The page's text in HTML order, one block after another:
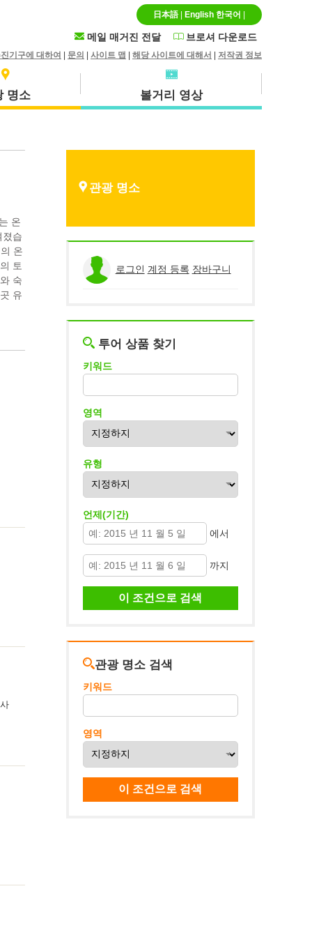
日本語| English 한국어
메일 매거진 전달 브로셔 다운로드
기구에 대하여 문의 사이트 맵 해당 사이트에 대해서 저작권 정보
특산품 · 기념품
명소
호쿠에이초
히루젠(마니와시)
볼거리 영상
관광 명소
온
습
온
토
숙
유
로그인 계정 등록 장바구니
투어 상품 찾기
키워드
영역
유형
언제(기간)
에서
까지
관광 명소 검색
키워드
영역